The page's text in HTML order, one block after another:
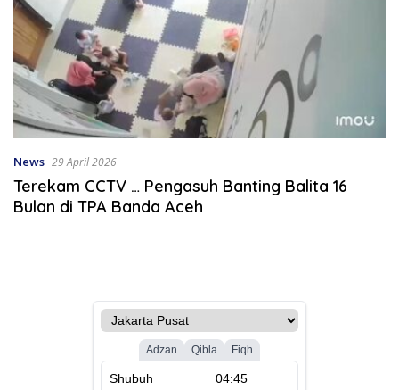
News 29 April 2026
Terekam CCTV … Pengasuh Banting Balita 16
Bulan di TPA Banda Aceh